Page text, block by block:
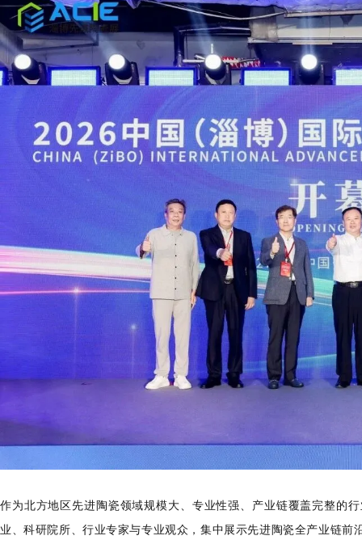
作为北方地区先进陶瓷领域规模大、专业性强、产业链覆盖完整的
业、科研院所、行业专家与专业观众，集中展示先进陶瓷全产业链